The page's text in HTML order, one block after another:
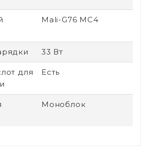
Mali-G76 MC4
33 Вт
для
Есть
Моноблок